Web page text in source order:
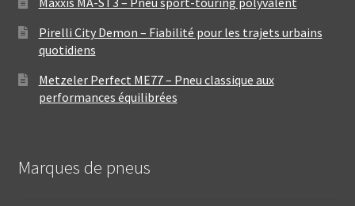
Pirelli City Demon – Fiabilité pour les trajets urbains
quotidiens
Metzeler Perfect ME77 – Pneu classique aux
performances équilibrées
Marques de pneus